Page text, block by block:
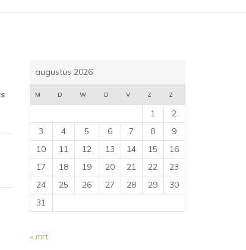
augustus 2026
M D W D V Z Z
1
2
3
4 5 6 7 8
9
10
11 12 13 14 15
16
17
18 19 20 21 22
23
24
25 26 27 28 29
30
31
« mrt